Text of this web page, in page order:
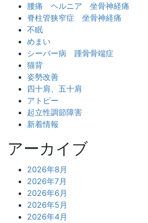
腰痛 ヘルニア 坐骨神経痛
脊柱管狭窄症 坐骨神経痛
不眠
めまい
シーバー病 踵骨骨端症
猫背
姿勢改善
四十肩、五十肩
アトピー
起立性調節障害
新着情報
アーカイブ
2026年8月
2026年7月
2026年6月
2026年5月
2026年4月